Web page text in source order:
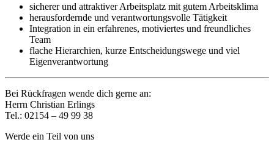
sicherer und attraktiver Arbeitsplatz mit gutem Arbeitsklima
herausfordernde und verantwortungsvolle Tätigkeit
Integration in ein erfahrenes, motiviertes und freundliches
Team
flache Hierarchien, kurze Entscheidungswege und viel
Eigenverantwortung
Bei Rückfragen wende dich gerne an:
Herrn Christian Erlings
Tel.: 02154 – 49 99 38
Werde ein Teil von uns